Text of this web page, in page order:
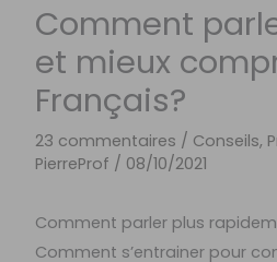
Comment
et mieux
Français?
23 commentaires / Conseils,
PierreProf / 08/10/2021
Comment parler plus
Comment s’entrainer pour